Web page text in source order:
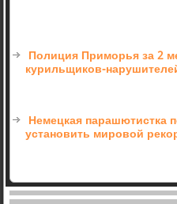
Полиция Приморья за 2
курильщиков-
Немецкая парашютистка
установить мировой